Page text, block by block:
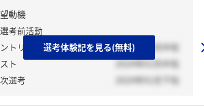
動機
考前活動
トリーシート
2024年01月中旬
ト
2024年01月中旬
選考
2024年01月下旬
選考体験記を見る(無料)